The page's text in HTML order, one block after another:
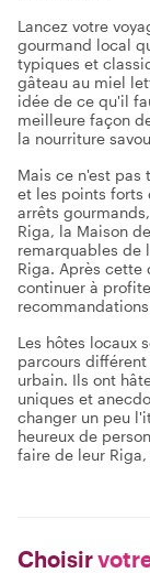
Lancez votre
gourmand local
typiques et
gâteau au miel
idée de ce qu'il
meilleure façon
la nourriture
Mais ce n'est pas
et les points forts
arrêts
Riga, la Maison
remarquables de
Riga. Après cette
continuer à
Les hôtes locaux
parcours
urbain. Ils ont
uniques et
changer un peu
heureux de
faire de leur Riga,
Choisir